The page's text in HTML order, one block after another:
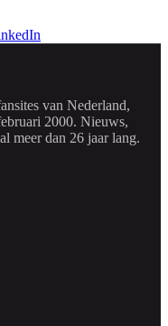
van Nederland,
2000. Nieuws,
meer dan 26 jaar lang.